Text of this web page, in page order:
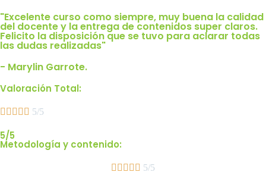
"Excelente curso como siempre, muy buena la calidad
del docente y la entrega de contenidos super claros.
Felicito la disposición que se tuvo para aclarar todas
las dudas realizadas"
- Marylin Garrote.
Valoración Total:
     5/5
5/5
Metodología y contenido:
     5/5